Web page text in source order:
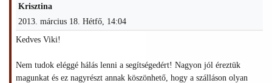
Krisztina
2013. március 18. Hétfő, 14:04
Kedves Viki!
Nem tudok eléggé hálás lenni a segítségedért! Nagyon jól éreztük
magunkat és ez nagyrészt annak köszönhető, hogy a szálláson olyan